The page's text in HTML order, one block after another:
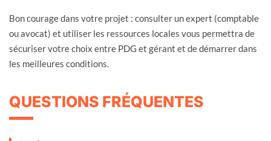
Bon courage dans votre projet : consulter un expert (comptable
ou avocat) et utiliser les ressources locales vous permettra de
sécuriser votre choix entre PDG et gérant et de démarrer dans
les meilleures conditions.
QUESTIONS FRÉQUENTES